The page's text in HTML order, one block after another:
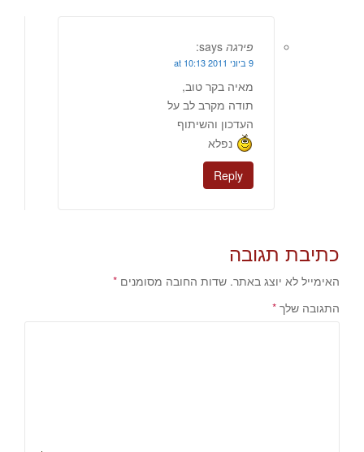
פירגה says:
9 ביוני 2011 at 10:13
מאיה בקר טוב,
תודה מקרב לב על
העדכון והשיתוף
נפלא
Reply
כתיבת תגובה
האימייל לא יוצג באתר. שדות החובה מסומנים *
התגובה שלך *